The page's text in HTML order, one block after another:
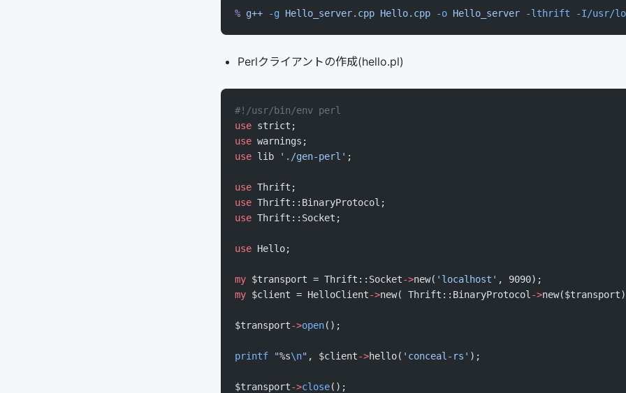
% g++ -g Hello_server.cpp Hello.cpp -o Hello_server -lthrift -I/usr/
Perlクライアントの作成(hello.pl)
#!/usr/bin/env perl
use strict;
use warnings;
use lib './gen-perl' ;
use Thrift;
use Thrift::BinaryProtocol;
use Thrift::Socket;
use Hello;
my $transport = Thrift::Socket->new( 'localhost' , 9090);
my $client = HelloClient->new( Thrift::BinaryProtocol ->
$transport->open();
printf "%s\n" , $client->hello( 'conceal-rs' );
$transport->close();